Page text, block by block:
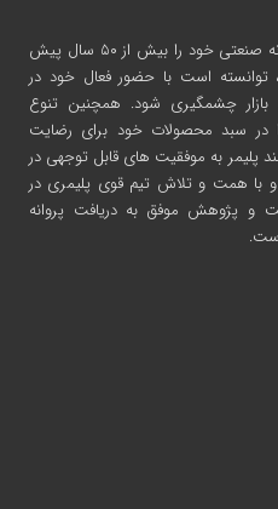
که پروانه صنعتی خود را بیش از ۵۰ سال پیش
توانسته است با حضور فعال خود در
چشمگیری شود. همچنین تنوع
در سبد محصولات خود برای رضایت
پلیمر به موفقیت های قابل توجهی در
با همت و تلاش تیم قوی پلیمری در
و پژوهش موفق به دریافت پروانه